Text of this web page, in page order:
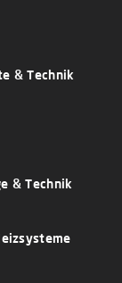
& Technik
& Technik